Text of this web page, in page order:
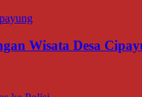
Wisata Desa